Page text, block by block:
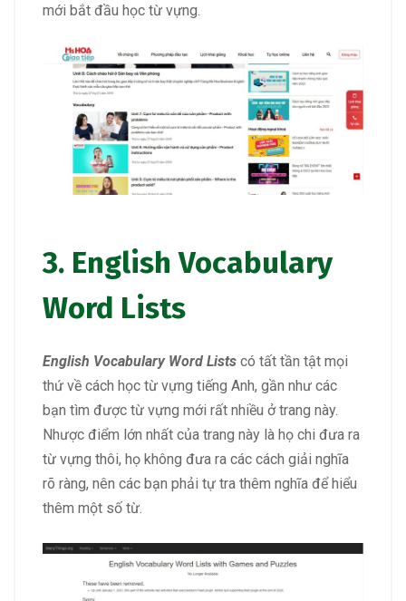
mới bắt đầu học từ vựng.
3. English Vocabulary
Word Lists
English Vocabulary Word Lists có tất tần tật mọi
thứ về cách học từ vựng tiếng Anh, gần như các
bạn tìm được từ vựng mới rất nhiều ở trang này.
Nhược điểm lớn nhất của trang này là họ chi đưa ra
từ vựng thôi, họ không đưa ra các cách giải nghĩa
rõ ràng, nên các bạn phải tự tra thêm nghĩa để hiểu
thêm một số từ.